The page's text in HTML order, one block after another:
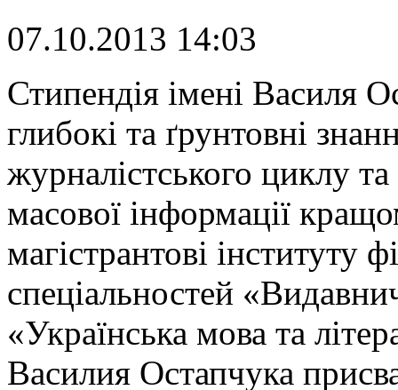
07.10.2013 14:03
Стипендія імені Василя
глибокі та ґрунтовні
журналістського циклу
масової інформації
магістрантові інституту
спеціальностей
«Українська мова та
Василия Остапчука